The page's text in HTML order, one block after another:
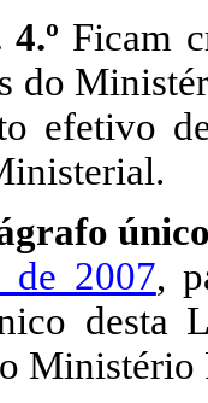
Ficam
do
efetivo
de 2007,
desta
Ministério